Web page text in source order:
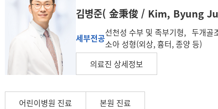
김병준( 金秉俊 / Kim, Byung
세부전공선천성 수부 및 족부기형, 두개
소아 성형(외상, 흉터, 종양 등)
의료진 상세정보
어린이병원 진료 본원 진료